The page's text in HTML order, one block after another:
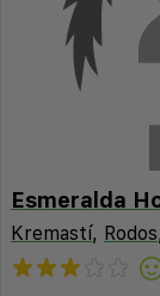
Esmeralda
Kremastí, Rodos